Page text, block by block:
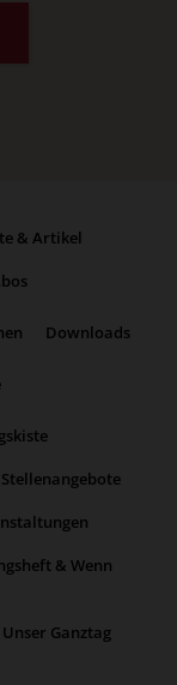
& Artikel
Downloads
Stellenangebote
& Wenn
Unser Ganztag